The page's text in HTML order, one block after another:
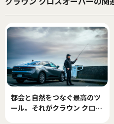
都会と自然をつなぐ最高のツ
ール。それがクラウン クロス